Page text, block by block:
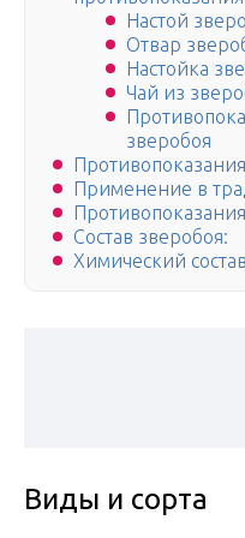
Настой
Отвар
Настойка
Чай из
зверобоя
Противопоказания
Применение в
Противопоказания
Состав зверобоя:
Химический состав
Виды и сорта